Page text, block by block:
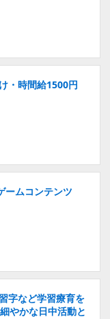
・時間給1500円
ームコンテンツ
字など学習療育を
やかな日中活動と